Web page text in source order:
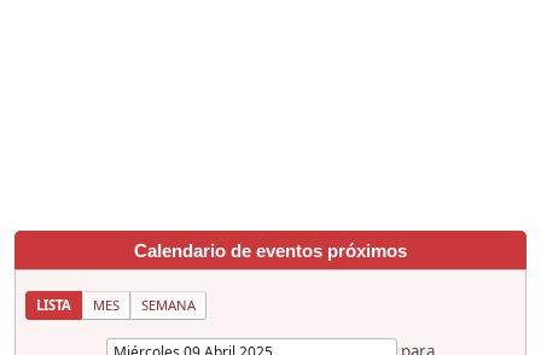
Calendario de eventos próximos
LISTA MES SEMANA